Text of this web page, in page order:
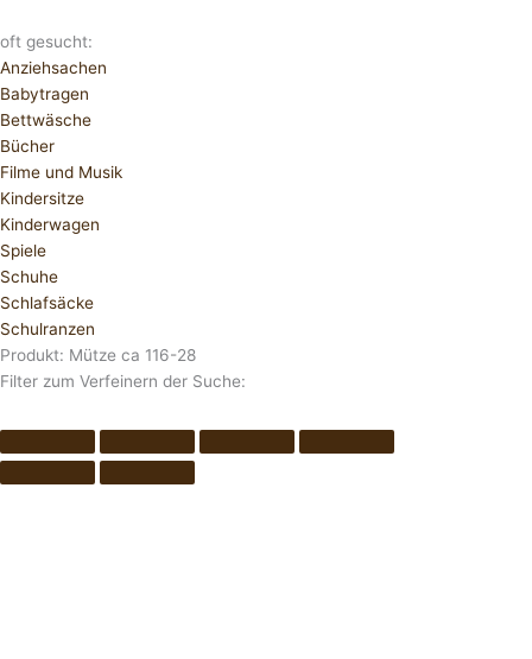
oft gesucht:
Anziehsachen
Babytragen
Bettwäsche
Bücher
Filme und Musik
Kindersitze
Kinderwagen
Spiele
Schuhe
Schlafsäcke
Schulranzen
Produkt: Mütze ca 116-28
Filter zum Verfeinern der Suche: